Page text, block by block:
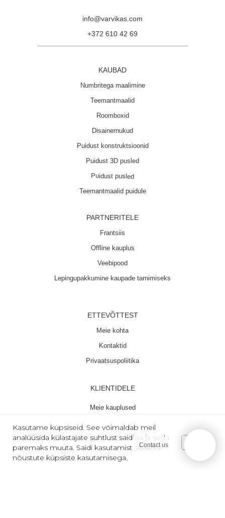
info@varvikas.com
Lepingupakkumine kaupade tarnimiseks
Veebipood
Offline kauplus
Frantsiis
PARTNERITELE
Kontaktid
Privaatsuspoliitika
Meie kohta
ETTEVÕTTEST
+372 610 42 69
KLIENTIDELE
Meie kauplused
Garantii
Puidust konstruktsioonid
Disainernukud
Roomboxid
Puidust 3D pusled
Teemantmaalid
Numbritega maalimine
KAUBAD
Puidust pusled
Teemantmaalid puidule
Contact us
Kasutame küpsiseid. See võimaldab meil
analüüsida külastajate suhtlust saidiga ja seda
paremaks muuta. Saidi kasutamist jätkates
nõustute küpsiste kasutamisega.